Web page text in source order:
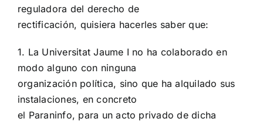
reguladora del derecho de
rectificación, quisiera hacerles saber que:
1. La Universitat Jaume I no ha colaborado en
modo alguno con ninguna
organización política, sino que ha alquilado sus
instalaciones, en concreto
el Paraninfo, para un acto privado de dicha